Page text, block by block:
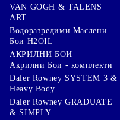
VAN GOGH & TALENS
ART
Водоразредими Маслени
Бои H2OIL
АКРИЛНИ БОИ
Акрилни Бои - комплекти
Daler Rowney SYSTEM 3 &
Heavy Body
Daler Rowney GRADUATE
& SIMPLY